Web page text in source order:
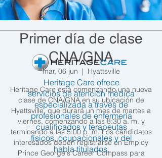
Primer día de clase
CNA/GNA
mar, 06 jun
  |
Hyattsville
Heritage Care está comenzando una nueva
clase de CNA/GNA en su ubicación de
Hyattsville, que durará un mes de martes a
viernes, comenzando a las 8:30 a. m. y
terminando a las 5:00 p. m. Los candidatos
interesados deben registrarse en Employ
Prince George's Career Compass para
Heritage Care ofrece
servicios de atención médica
especializada a través de
profesionales de enfermería
cualificados y terapeutas
físicos, ocupacionales y del
habla titulados.